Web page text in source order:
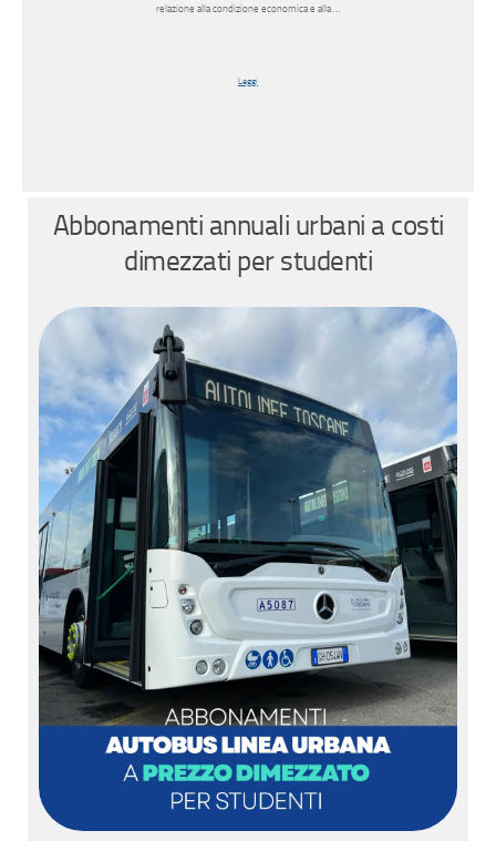
relazione alla condizione economica e alla …
Leggi
Abbonamenti annuali urbani a costi
dimezzati per studenti